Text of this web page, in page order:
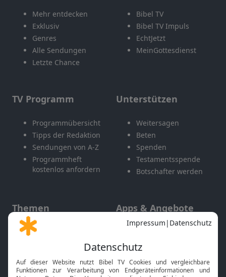
Mehr entdecken
Exklusiv
Genres
Alle Sendungen
Letzte Chance
Bibel TV
Bibel TV Impuls
EchtJetzt
MeinGottesdienst
TV Programm
Programmübersicht
Tipps der Redaktion
Sendungen von A-Z
Programmheft
kostenlos anfordern
Unterstützen
Weitersagen
Beten
Spenden
Testamentsspende
Botschafter werden
Themen
Gott und Bibel erklärt
Neuigkeiten
Apps & Angebote
Mobile App
Smart TV